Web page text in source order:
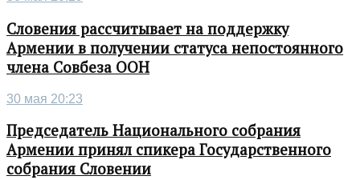
Словения рассчитывает на поддержку
Армении в получении статуса непостоянного
члена Совбеза ООН
30 мая 20:23
Председатель Национального собрания
Армении принял спикера Государственного
собрания Словении